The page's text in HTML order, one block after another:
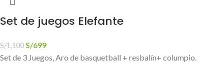
Set de juegos Elefante
S/1,100S/699
Set de 3 Juegos, Aro de basquetball + resbalín+ columpio.